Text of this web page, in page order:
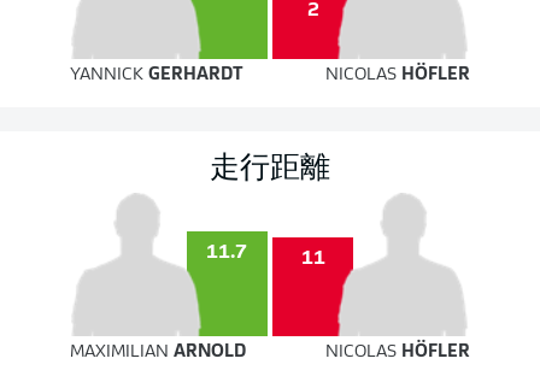
2
YANNICK GERHARDT NICOLAS HÖFLER
走行距離
11.7 11
MAXIMILIAN ARNOLD NICOLAS HÖFLER